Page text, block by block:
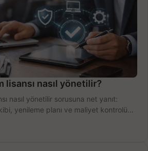
lisansı nasıl yönetilir?
nasıl yönetilir sorusuna net yanıt:
yenileme planı ve maliyet kontrolü